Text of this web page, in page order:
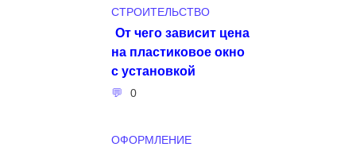
СТРОИТЕЛЬСТВО
От чего зависит цена
на пластиковое окно
с установкой
0
ОФОРМЛЕНИЕ